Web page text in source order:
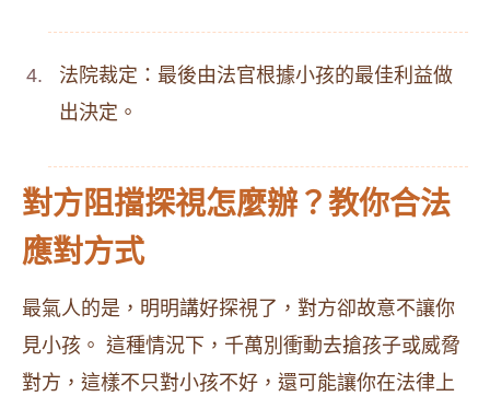
法院裁定：最後由法官根據小孩的最佳利益做
出決定。
對方阻擋探視怎麼辦？教你合法
應對方式
最氣人的是，明明講好探視了，對方卻故意不讓你
見小孩。 這種情況下，千萬別衝動去搶孩子或威脅
對方，這樣不只對小孩不好，還可能讓你在法律上